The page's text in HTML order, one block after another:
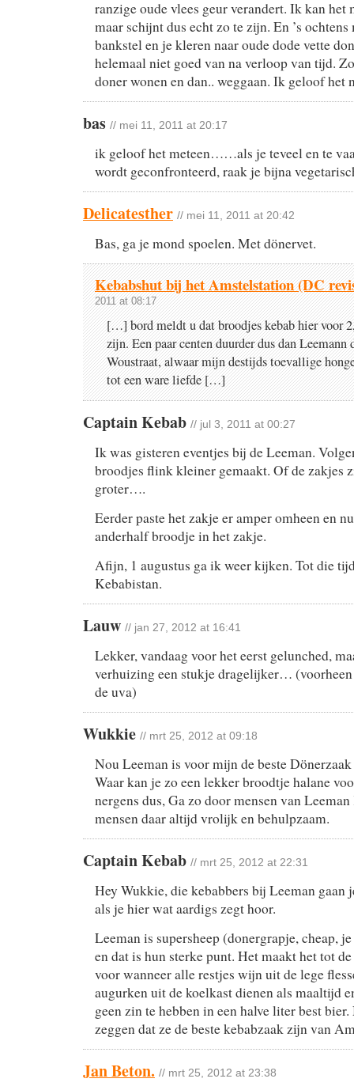
ranzige oude vlees geur verandert. Ik kan het
maar schijnt dus echt zo te zijn. En ’s
bankstel en je kleren naar oude dode vette
helemaal niet goed van na verloop van tijd.
doner wonen en dan.. weggaan. Ik geloof het
bas // mei 11, 2011 at 20:17
ik geloof het meteen……als je teveel en te
wordt geconfronteerd, raak je bijna
Delicatesther // mei 11, 2011 at 20:42
Bas, ga je mond spoelen. Met dönervet.
Kebabshut bij het Amstelstation (DC
2011 at 08:17
[…] bord meldt u dat broodjes kebab hier voor
zijn. Een paar centen duurder dus dan Leemann
Woustraat, alwaar mijn destijds toevallige
tot een ware liefde […]
Captain Kebab // jul 3, 2011 at 00:27
Ik was gisteren eventjes bij de Leeman.
broodjes flink kleiner gemaakt. Of de zakjes
groter….
Eerder paste het zakje er amper omheen en
anderhalf broodje in het zakje.
Afijn, 1 augustus ga ik weer kijken. Tot die
Kebabistan.
Lauw // jan 27, 2012 at 16:41
Lekker, vandaag voor het eerst gelunched,
verhuizing een stukje dragelijker… (voorheen
de uva)
Wukkie // mrt 25, 2012 at 09:18
Nou Leeman is voor mijn de beste
Waar kan je zo een lekker broodtje halane
nergens dus, Ga zo door mensen van
mensen daar altijd vrolijk en behulpzaam.
Captain Kebab // mrt 25, 2012 at 22:31
Hey Wukkie, die kebabbers bij Leeman gaan
als je hier wat aardigs zegt hoor.
Leeman is supersheep (donergrapje, cheap,
en dat is hun sterke punt. Het maakt het tot
voor wanneer alle restjes wijn uit de lege
augurken uit de koelkast dienen als maaltijd
geen zin te hebben in een halve liter best
zeggen dat ze de beste kebabzaak zijn van
Jan Beton. // mrt 25, 2012 at 23:38